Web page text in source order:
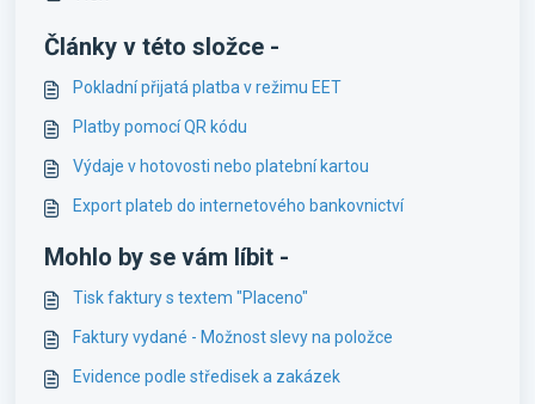
Články v této složce -
Pokladní přijatá platba v režimu EET
Platby pomocí QR kódu
Výdaje v hotovosti nebo platební kartou
Export plateb do internetového bankovnictví
Mohlo by se vám líbit -
Tisk faktury s textem "Placeno"
Faktury vydané - Možnost slevy na položce
Evidence podle středisek a zakázek